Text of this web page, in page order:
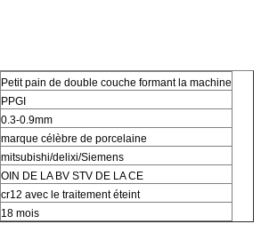
Petit pain de double couche formant la machine
PPGI
0.3-0.9mm
marque célèbre de porcelaine
mitsubishi/delixi/Siemens
OIN DE LA BV STV DE LA CE
cr12 avec le traitement éteint
18 mois